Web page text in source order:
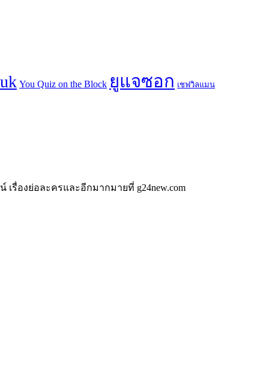
You Quiz on the Block ยูแจซอก เชฟวิลแมน
รื่องย่อละครและอีกมากมายที่ g24new.com